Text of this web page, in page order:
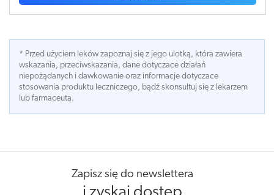
* Przed użyciem leków zapoznaj się z jego ulotką, która zawiera
wskazania, przeciwskazania, dane dotyczace działań
niepożądanych i dawkowanie oraz informacje dotyczace
stosowania produktu leczniczego, bądź skonsultuj się z lekarzem
lub farmaceutą.
Zapisz się do newslettera